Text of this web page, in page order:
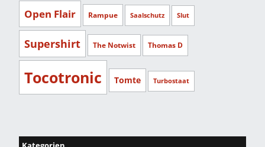
Open Flair Rampue Saalschutz Slut
Supershirt The Notwist Thomas D
Tocotronic Tomte Turbostaat